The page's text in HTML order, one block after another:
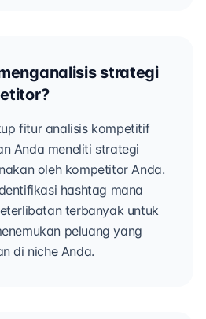
strategi
fitur analisis kompetitif
Anda meneliti strategi
oleh kompetitor Anda.
hashtag mana
terbanyak untuk
peluang yang
di niche Anda.